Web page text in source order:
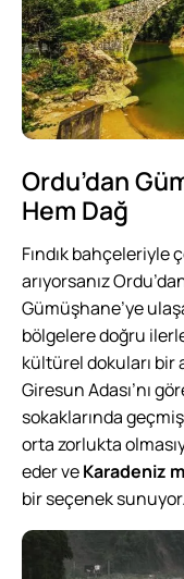
Ordu’dan
Hem Dağ
Fındık
arıyorsanız
Gümüşhane’ye
bölgelere doğru
kültürel dokuları bir
Giresun Adası’nı
sokaklarında
orta zorlukta
eder veKaradeniz
bir seçenek sunuyor.